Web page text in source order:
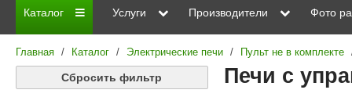
Каталог
Дровяные печи
Электрические печи
Услуги
Сауны
Производители
Grandis Born
Фото
Главная / Каталог / Электрические печи / Пульт не в комплекте
Сбросить фильтр Печи с